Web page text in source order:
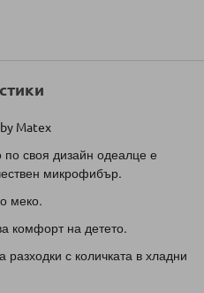
Matex
по своя дизайн одеалце е
микрофибър.
меко.
комфорт на детето.
с количката в хладни